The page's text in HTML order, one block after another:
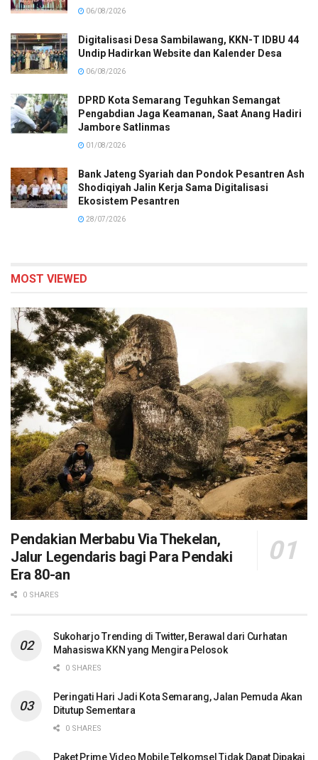
06/08/2026
Digitalisasi Desa Sambilawang, KKN-T IDBU 44
Undip Hadirkan Website dan Kalender Desa
06/08/2026
DPRD Kota Semarang Teguhkan Semangat
Pengabdian Jaga Keamanan, Saat Anang Hadiri
Jambore Satlinmas
01/08/2026
Bank Jateng Syariah dan Pondok Pesantren Ash
Shodiqiyah Jalin Kerja Sama Digitalisasi
Ekosistem Pesantren
28/07/2026
MOST VIEWED
Pendakian Merbabu Via Thekelan,
Jalur Legendaris bagi Para Pendaki
Era 80-an
0 SHARES
Sukoharjo Trending di Twitter, Berawal dari Curhatan
Mahasiswa KKN yang Mengira Pelosok
0 SHARES
Peringati Hari Jadi Kota Semarang, Jalan Pemuda Akan
Ditutup Sementara
0 SHARES
Paket Prime Video Mobile Telkomsel Tidak Dapat Dipakai